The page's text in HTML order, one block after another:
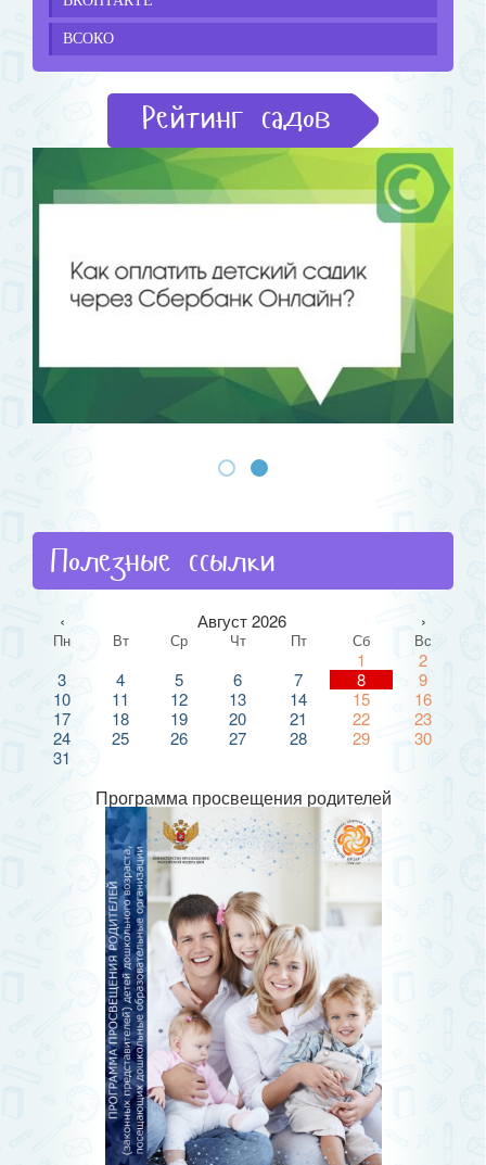
ВСОКО
Рейтинг садов
Полезные ссылки
‹ Август 2026 ›
Пн Вт Ср Чт Пт Сб Вс
1
2
3
4 5 6 7 8
9
10
11 12 13 14 15
16
17
18 19 20 21 22
23
24
25 26 27 28 29
30
31
Программа просвещения родителей